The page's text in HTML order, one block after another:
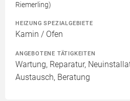
Riemerling)
HEIZUNG SPEZIALGEBIETE
Kamin / Ofen
ANGEBOTENE TÄTIGKEITEN
Wartung, Reparatur,
Austausch, Beratung